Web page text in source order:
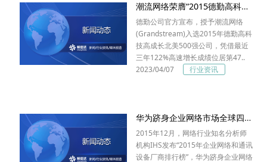
潮流网络荣膺“2015德勤高科技、高成长北美500强”
德勤公司官方宣布，授予潮流网络
(Grandstream)入选2015年德勤高科
技高成长北美500强公司，凭借最近
三年122%高速增长成绩位居第47..
2023/04/07
行业资讯
华为跻身企业网络市场全球四强，成为行业领导者
2015年12月，网络行业知名分析师
机构IHS发布“2015年企业网络和通讯
设备厂商排行榜”，华为跻身企业网络